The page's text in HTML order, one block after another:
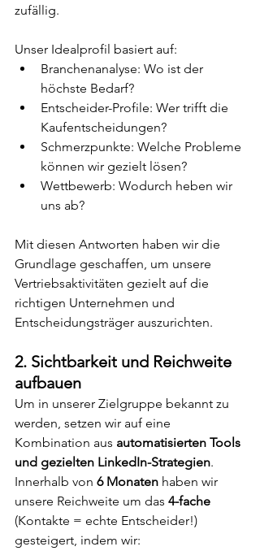
zufällig.
Unser Idealprofil basiert auf:
Branchenanalyse: Wo ist der
höchste Bedarf?
Entscheider-Profile: Wer trifft die
Kaufentscheidungen?
Schmerzpunkte: Welche Probleme
können wir gezielt lösen?
Wettbewerb: Wodurch heben wir
uns ab?
Mit diesen Antworten haben wir die
Grundlage geschaffen, um unsere
Vertriebsaktivitäten gezielt auf die
richtigen Unternehmen und
Entscheidungsträger auszurichten.
2. Sichtbarkeit und Reichweite
aufbauen
Um in unserer Zielgruppe bekannt zu
werden, setzen wir auf eine
Kombination aus automatisierten Tools
und gezielten LinkedIn-Strategien.
Innerhalb von 6 Monaten haben wir
unsere Reichweite um das 4-fache
(Kontakte = echte Entscheider!)
gesteigert, indem wir: